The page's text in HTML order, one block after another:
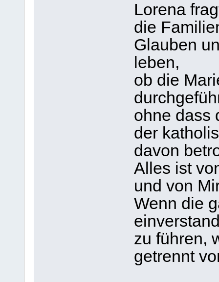
Lorena
die
Glauben
leben,
ob die
ohne dass
der
davon
Alles ist
und von
Wenn die
zu führen,
getrennt